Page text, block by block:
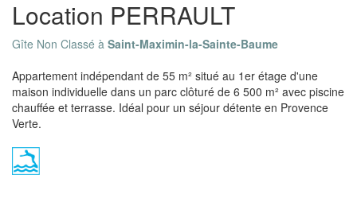
Location PERRAULT
Gîte Non Classé à Saint-Maximin-la-Sainte-Baume
Appartement indépendant de 55 m² situé au 1er étage d'une
maison individuelle dans un parc clôturé de 6 500 m² avec piscine
chauffée et terrasse. Idéal pour un séjour détente en Provence
Verte.